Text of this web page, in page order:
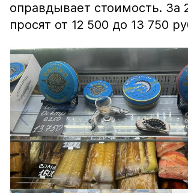
оправдывает стоимость. За
просят от 12 500 до 13 750